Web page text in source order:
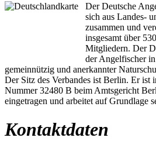
Der Deutsche
sich aus Landes-
zusammen und
insgesamt über
Mitgliedern. Der
der Angelfischer
gemeinnützig und anerkannter
Der Sitz des Verbandes ist Berlin. Er ist
Nummer 32480 B beim Amtsgericht
eingetragen und arbeitet auf Grundlage
Kontaktdaten